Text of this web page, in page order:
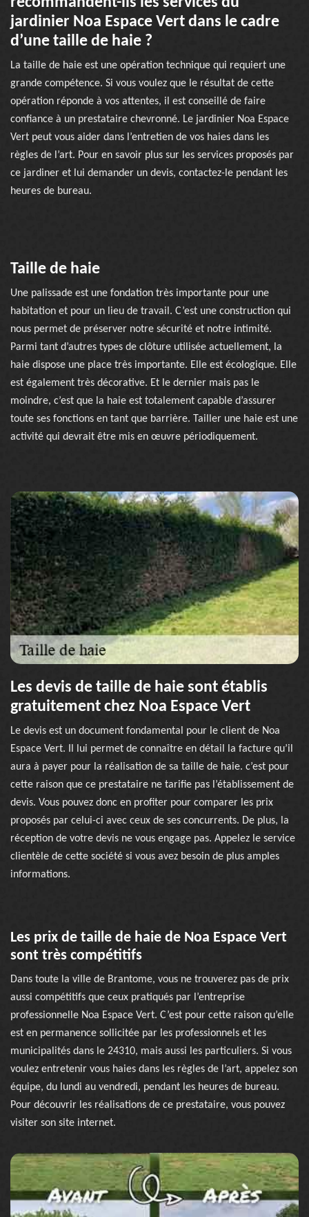
jardinier Noa Espace Vert dans le cadre
d’une taille de haie ?
La taille de haie est une opération technique qui requiert une
grande compétence. Si vous voulez que le résultat de cette
opération réponde à vos attentes, il est conseillé de faire
confiance à un prestataire chevronné. Le jardinier Noa Espace
Vert peut vous aider dans l’entretien de vos haies dans les
règles de l’art. Pour en savoir plus sur les services proposés par
ce jardiner et lui demander un devis, contactez-le pendant les
heures de bureau.
Taille de haie
Une palissade est une fondation très importante pour une
habitation et pour un lieu de travail. C’est une construction qui
nous permet de préserver notre sécurité et notre intimité.
Parmi tant d’autres types de clôture utilisée actuellement, la
haie dispose une place très importante. Elle est écologique. Elle
est également très décorative. Et le dernier mais pas le
moindre, c’est que la haie est totalement capable d’assurer
toute ses fonctions en tant que barrière. Tailler une haie est une
activité qui devrait être mis en œuvre périodiquement.
Les devis de taille de haie sont établis
gratuitement chez Noa Espace Vert
Le devis est un document fondamental pour le client de Noa
Espace Vert. Il lui permet de connaître en détail la facture qu’il
aura à payer pour la réalisation de sa taille de haie. c’est pour
cette raison que ce prestataire ne tarifie pas l’établissement de
devis. Vous pouvez donc en profiter pour comparer les prix
proposés par celui-ci avec ceux de ses concurrents. De plus, la
réception de votre devis ne vous engage pas. Appelez le service
clientèle de cette société si vous avez besoin de plus amples
informations.
Les prix de taille de haie de Noa Espace Vert
sont très compétitifs
Dans toute la ville de Brantome, vous ne trouverez pas de prix
aussi compétitifs que ceux pratiqués par l’entreprise
professionnelle Noa Espace Vert. C’est pour cette raison qu’elle
est en permanence sollicitée par les professionnels et les
municipalités dans le 24310, mais aussi les particuliers. Si vous
voulez entretenir vous haies dans les règles de l’art, appelez son
équipe, du lundi au vendredi, pendant les heures de bureau.
Pour découvrir les réalisations de ce prestataire, vous pouvez
visiter son site internet.